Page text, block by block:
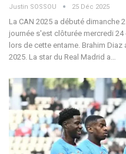
Justin SOSSOU 25 Déc 2025
La CAN 2025 a débuté dimanche
journée s'est clôturée mercredi
lors de cette entame. Brahim Diaz
2025. La star du Real Madrid a